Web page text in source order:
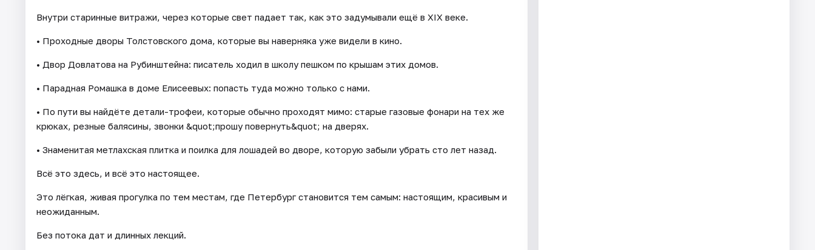
Внутри старинные витражи, через которые свет падает так, как это задумывали ещё в XIX веке.
• Проходные дворы Толстовского дома, которые вы наверняка уже видели в кино.
• Двор Довлатова на Рубинштейна: писатель ходил в школу пешком по крышам этих домов.
• Парадная Ромашка в доме Елисеевых: попасть туда можно только с нами.
• По пути вы найдёте детали-трофеи, которые обычно проходят мимо: старые газовые фонари на тех же
крюках, резные балясины, звонки &quot;прошу повернуть&quot; на дверях.
• Знаменитая метлахская плитка и поилка для лошадей во дворе, которую забыли убрать сто лет назад.
Всё это здесь, и всё это настоящее.
Это лёгкая, живая прогулка по тем местам, где Петербург становится тем самым: настоящим, красивым и
неожиданным.
Без потока дат и длинных лекций.